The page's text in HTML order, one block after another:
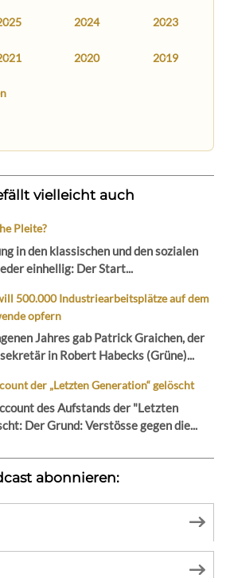
2024 2023
2020 2019
vielleicht auch
Pleite?
in den klassischen und den sozialen
einhellig: Der Start...
500.000 Industriearbeitsplätze auf dem
opfern
Jahres gab Patrick Graichen, der
in Robert Habecks (Grüne)...
der „Letzten Generation“ gelöscht
des Aufstands der "Letzten
Der Grund: Verstösse gegen die...
abonnieren: